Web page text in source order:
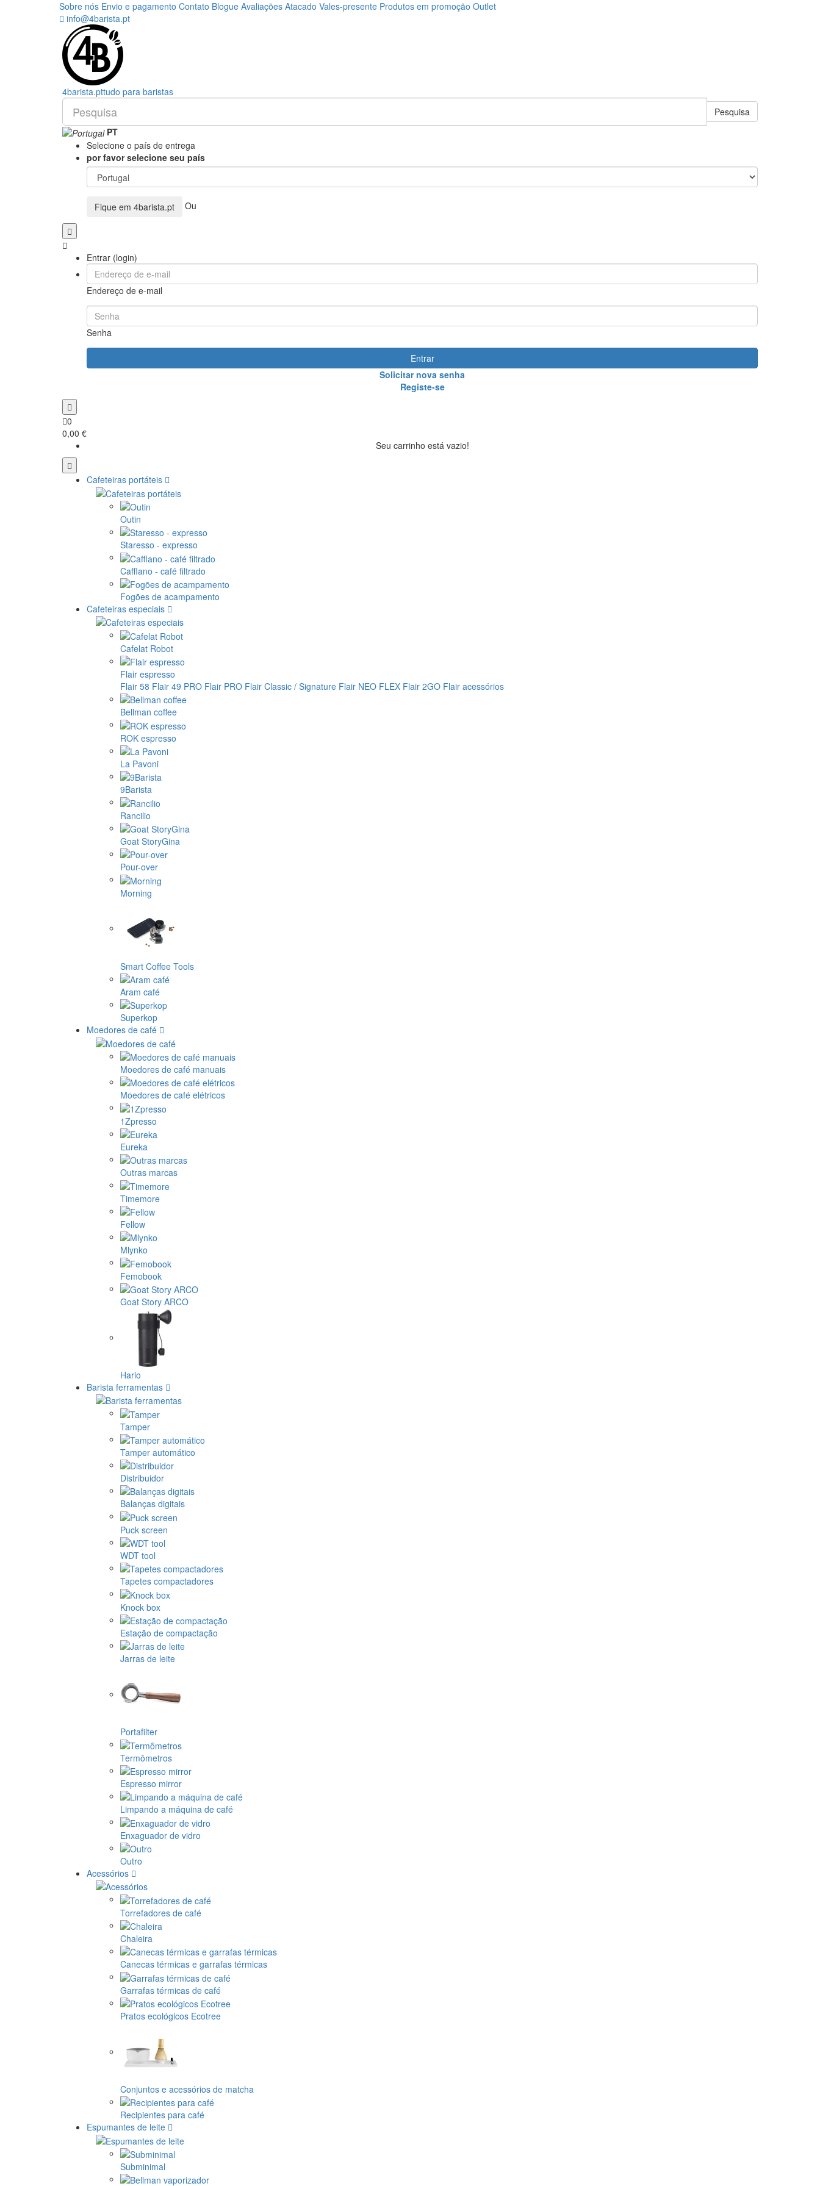
Sobre nós Envio e pagamento Contato Blogue Avaliações Atacado Vales-presente Produtos em promoção Outlet
info@4barista.pt
4barista.pttudo para baristas
Pesquisa
PT
Selecione o país de entrega
por favor selecione seu país
Fique em 4barista.pt Ou
Entrar (login)
Endereço de e-mail
Senha
Entrar
Solicitar nova senha
Registe-se
0
0,00 €
Seu carrinho está vazio!
Cafeteiras portáteis
Outin
Staresso - expresso
Cafflano - café filtrado
Fogões de acampamento
Cafeteiras especiais
Cafelat Robot
Flair espresso
Flair 58 Flair 49 PRO Flair PRO Flair Classic / Signature Flair NEO FLEX Flair 2GO Flair acessórios
Bellman coffee
ROK espresso
La Pavoni
9Barista
Rancilio
Goat StoryGina
Pour-over
Morning
Smart Coffee Tools
Aram café
Superkop
Moedores de café
Moedores de café manuais
Moedores de café elétricos
1Zpresso
Eureka
Outras marcas
Timemore
Fellow
Mlynko
Femobook
Goat Story ARCO
Hario
Barista ferramentas
Tamper
Tamper automático
Distribuidor
Balanças digitais
Puck screen
WDT tool
Tapetes compactadores
Knock box
Estação de compactação
Jarras de leite
Portafilter
Termômetros
Espresso mirror
Limpando a máquina de café
Enxaguador de vidro
Outro
Acessórios
Torrefadores de café
Chaleira
Canecas térmicas e garrafas térmicas
Garrafas térmicas de café
Pratos ecológicos Ecotree
Conjuntos e acessórios de matcha
Recipientes para café
Espumantes de leite
Subminimal